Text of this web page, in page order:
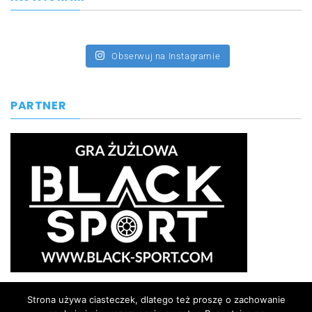
Obserwuj na Instagramie
PARTNER
Strona używa ciasteczek, dlatego też proszę o zachowanie